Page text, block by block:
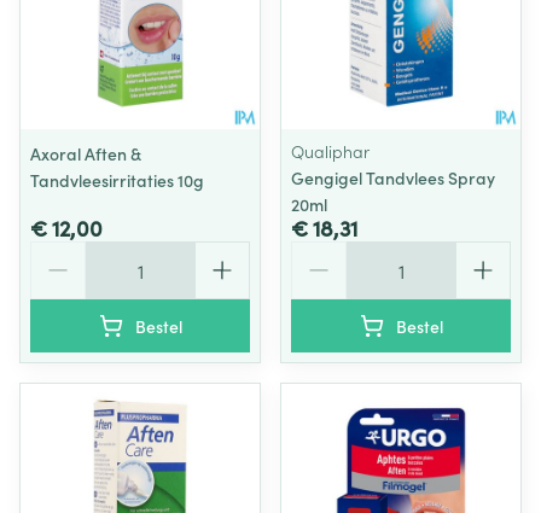
Axoral Aften &
Tandvleesirritaties 10g
€ 12,00
Bestel
Qualiphar
Gengigel Tandvlees Spray
20ml
€ 18,31
Bestel